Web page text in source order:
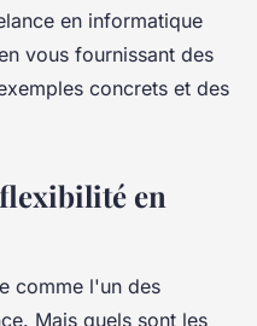
en informatique
vous fournissant des
concrets et des
flexibilité en
comme l'un des
Mais quels sont les